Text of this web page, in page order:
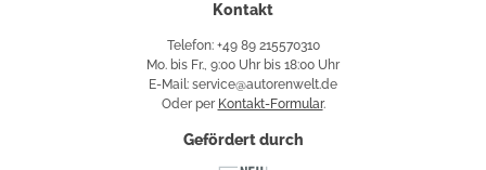
Kontakt
Telefon: +49 89 215570310
Mo. bis Fr., 9:00 Uhr bis 18:00 Uhr
E-Mail: service@autorenwelt.de
Oder per Kontakt-Formular.
Gefördert durch